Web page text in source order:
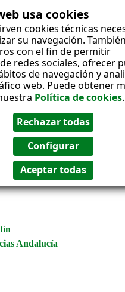
usa cookies
cookies técnicas
su navegación.
con el fin de permitir
redes sociales, ofrecer
de navegación y
web. Puede obtener
Política de cookies.
Andalucía